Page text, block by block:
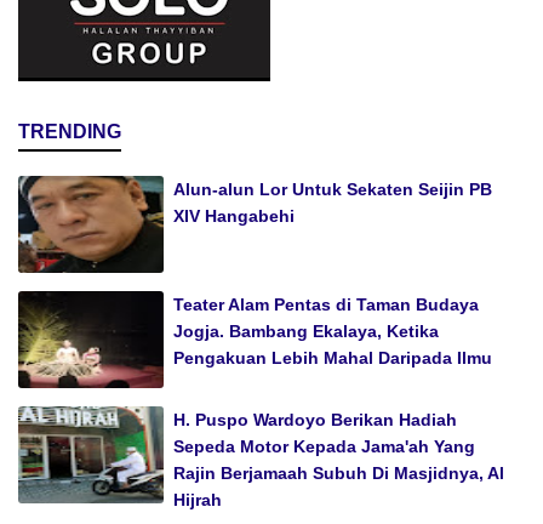
TRENDING
Alun-alun Lor Untuk Sekaten Seijin PB
XIV Hangabehi
Teater Alam Pentas di Taman Budaya
Jogja. Bambang Ekalaya, Ketika
Pengakuan Lebih Mahal Daripada Ilmu
H. Puspo Wardoyo Berikan Hadiah
Sepeda Motor Kepada Jama'ah Yang
Rajin Berjamaah Subuh Di Masjidnya, Al
Hijrah